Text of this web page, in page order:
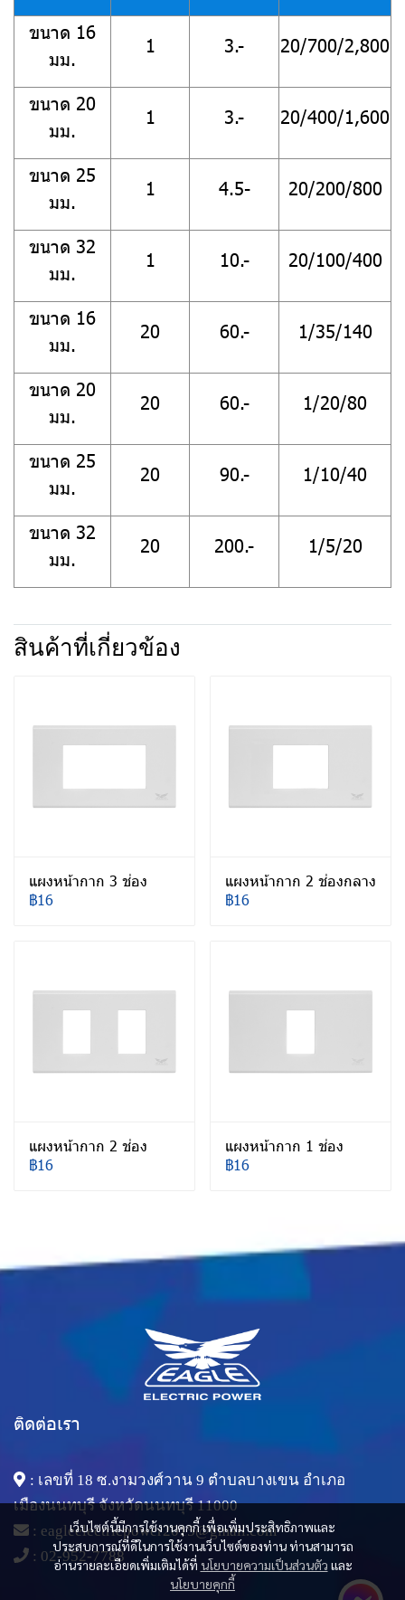
ขนาด 16
มม.
1 3.- 20/700/2,800
ขนาด 20
มม.
1 3.- 20/400/1,600
ขนาด 25
มม.
1 4.5- 20/200/800
ขนาด 32
มม.
1 10.- 20/100/400
ขนาด 16
มม.
20 60.- 1/35/140
ขนาด 20
มม.
20 60.- 1/20/80
ขนาด 25
มม.
20 90.- 1/10/40
ขนาด 32
มม.
20 200.- 1/5/20
สินค้าที่เกี่ยวข้อง
แผงหน้ากาก 3 ช่อง
฿16
แผงหน้ากาก 2 ช่องกลาง
฿16
แผงหน้ากาก 2 ช่อง
฿16
แผงหน้ากาก 1 ช่อง
฿16
เว็บไซต์นี้มีการใช้งานคุกกี้ เพื่อเพิ่มประสิทธิภาพและ
ประสบการณ์ที่ดีในการใช้งานเว็บไซต์ของท่าน ท่านสามารถ
อ่านรายละเอียดเพิ่มเติมได้ที่ นโยบายความเป็นส่วนตัว และ
นโยบายคุกกี้
ติดต่อเรา
: เลขที่ 18 ซ.งามวงศ์วาน 9 ตำบลบางเขน อำเภอ
เมืองนนทบุรี จังหวัดนนทบุรี 11000
: eagleelectricpower2015@gmail.com
: 02-952-7788